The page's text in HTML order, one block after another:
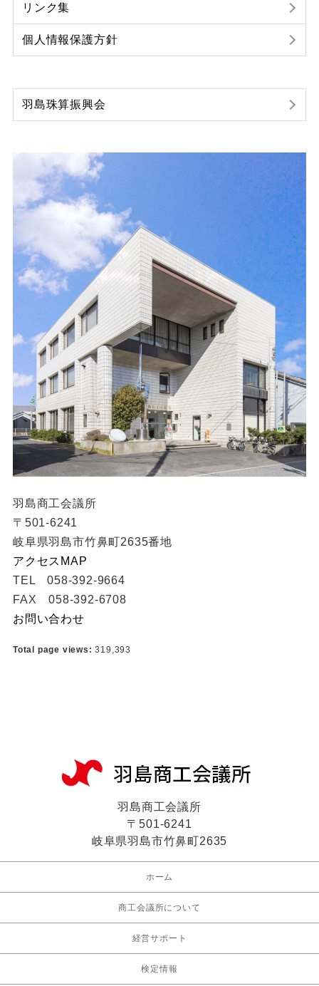
リンク集
個人情報保護方針
羽島珠算振興会
羽島商工会議所
〒501-6241
岐阜県羽島市竹鼻町2635番地
アクセスMAP
TEL 058-392-9664
FAX 058-392-6708
お問い合わせ
Total page views:319,393
羽島商工会議所
〒501-6241
岐阜県羽島市竹鼻町2635
ホーム
商工会議所について
経営サポート
検定情報